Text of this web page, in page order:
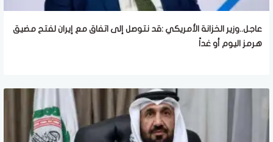
عاجل..وزير الخزانة الأمريكي :قد نتوصل إلى اتفاق مع إيران لفتح مضيق
هرمز اليوم أو غداً